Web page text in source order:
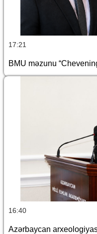
17:21
BMU məzunu
16:40
Azərbaycan